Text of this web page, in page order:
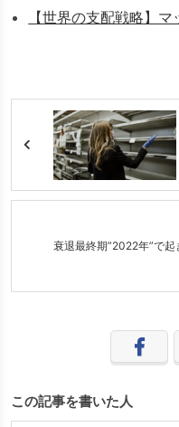
【世界の支配戦略】
衰退最終期”2022年”で起
この記事を書いた人